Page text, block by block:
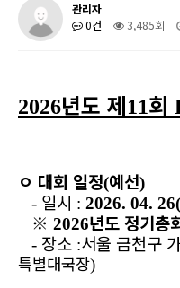
관리자
0건
3,485회
2026년도 제11회
ㅇ 대회 일정(예선)
- 일시 : 2026. 04. 26(
※ 2026년도 정기총
- 장소 :서울 금천구
특별대국장)